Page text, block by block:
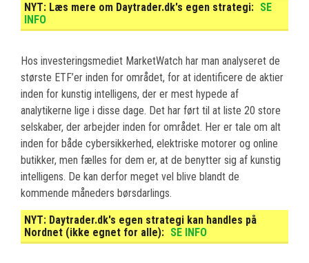
NYT: Læs mere om Daytrader.dk's egen strategi: SE
INFO
Hos investeringsmediet MarketWatch har man analyseret de
største ETF’er inden for området, for at identificere de aktier
inden for kunstig intelligens, der er mest hypede af
analytikerne lige i disse dage. Det har ført til at liste 20 store
selskaber, der arbejder inden for området. Her er tale om alt
inden for både cybersikkerhed, elektriske motorer og online
butikker, men fælles for dem er, at de benytter sig af kunstig
intelligens. De kan derfor meget vel blive blandt de
kommende måneders børsdarlings.
NYT: Daytrader.dk's egen strategi kan handles på
Nordnet (ikke egnet for alle): SE INFO